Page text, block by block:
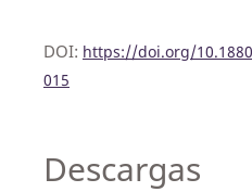
DOI: https://doi.org/
015
Descargas